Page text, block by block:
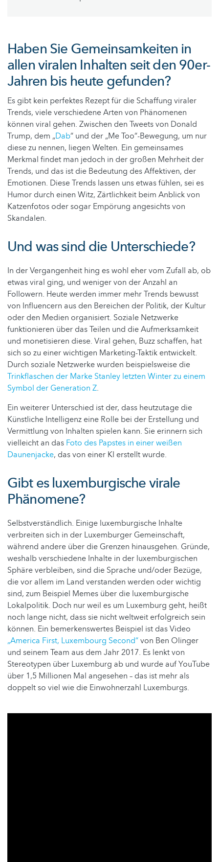
Haben Sie Gemeinsamkeiten in
allen viralen Inhalten seit den 90er-
Jahren bis heute gefunden?
Es gibt kein perfektes Rezept für die Schaffung viraler
Trends, viele verschiedene Arten von Phänomenen
können viral gehen. Zwischen den Tweets von Donald
Trump, dem „Dab“ und der „Me Too“-Bewegung, um nur
diese zu nennen, liegen Welten. Ein gemeinsames
Merkmal findet man jedoch in der großen Mehrheit der
Trends, und das ist die Bedeutung des Affektiven, der
Emotionen. Diese Trends lassen uns etwas fühlen, sei es
Humor durch einen Witz, Zärtlichkeit beim Anblick von
Katzenfotos oder sogar Empörung angesichts von
Skandalen.
Und was sind die Unterschiede?
In der Vergangenheit hing es wohl eher vom Zufall ab, ob
etwas viral ging, und weniger von der Anzahl an
Followern. Heute werden immer mehr Trends bewusst
von Influencern aus den Bereichen der Politik, der Kultur
oder den Medien organisiert. Soziale Netzwerke
funktionieren über das Teilen und die Aufmerksamkeit
und monetisieren diese. Viral gehen, Buzz schaffen, hat
sich so zu einer wichtigen Marketing-Taktik entwickelt.
Durch soziale Netzwerke wurden beispielsweise die
Trinkflaschen der Marke Stanley letzten Winter zu einem
Symbol der Generation Z.
Ein weiterer Unterschied ist der, dass heutzutage die
Künstliche Intelligenz eine Rolle bei der Erstellung und
Vermittlung von Inhalten spielen kann. Sie erinnern sich
vielleicht an das Foto des Papstes in einer weißen
Daunenjacke, das von einer KI erstellt wurde.
Gibt es luxemburgische virale
Phänomene?
Selbstverständlich. Einige luxemburgische Inhalte
verbreiten sich in der Luxemburger Gemeinschaft,
während andere über die Grenzen hinausgehen. Gründe,
weshalb verschiedene Inhalte in der luxemburgischen
Sphäre verbleiben, sind die Sprache und/oder Bezüge,
die vor allem im Land verstanden werden oder wichtig
sind, zum Beispiel Memes über die luxemburgische
Lokalpolitik. Doch nur weil es um Luxemburg geht, heißt
noch lange nicht, dass sie nicht weltweit erfolgreich sein
können. Ein bemerkenswertes Beispiel ist das Video
„America First, Luxembourg Second“von Ben Olinger
und seinem Team aus dem Jahr 2017. Es lenkt von
Stereotypen über Luxemburg ab und wurde auf YouTube
über 1,5 Millionen Mal angesehen – das ist mehr als
doppelt so viel wie die Einwohnerzahl Luxemburgs.